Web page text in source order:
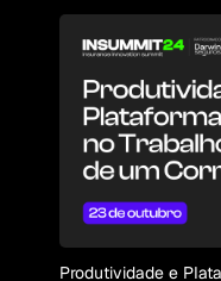
Produtividade e